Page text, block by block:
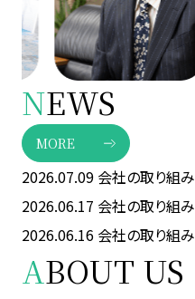
NEWS
MORE
2026.07.09 会社の取り組み
2026.06.17 会社の取り組み
2026.06.16 会社の取り組み
ABOUT US